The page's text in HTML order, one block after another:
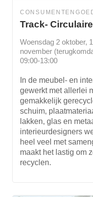
Track-
Woensdag 2 oktober,
november
09:00-13:00
In de meubel- en
gewerkt met allerlei
gemakkelijk
schuim,
lakken, glas en
interieurdesigners
heel veel met
maakt het lastig om
recyclen.